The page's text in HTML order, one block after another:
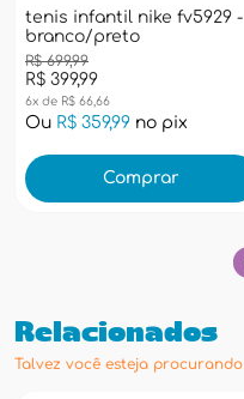
tenis infantil nike fv5929 -
branco/preto
R$ 399,99
R$ 699,99
6x de R$ 66,66
Ou R$ 359,99 no pix
Comprar
Relacionados
Talvez você esteja procurando